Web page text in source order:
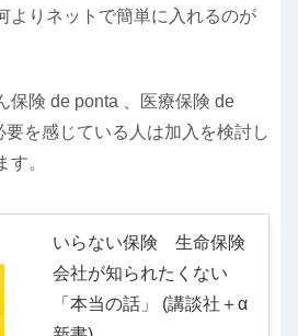
よりネットで簡単に入れるのが
保険 de ponta 、医療保険 de
を感じている人は加入を検討し
。
いらない保険 生命保険
会社が知られたくない
「本当の話」 (講談社＋α